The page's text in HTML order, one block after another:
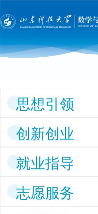
思想引领
创新创业
就业指导
志愿服务